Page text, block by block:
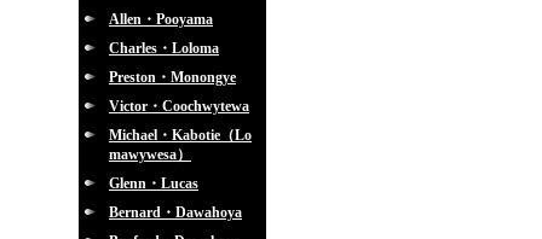
Allen・Pooyama
Charles・Loloma
Preston・Monongye
Victor・Coochwytewa
Michael・Kabotie（Lo
mawywesa）
Glenn・Lucas
Bernard・Dawahoya